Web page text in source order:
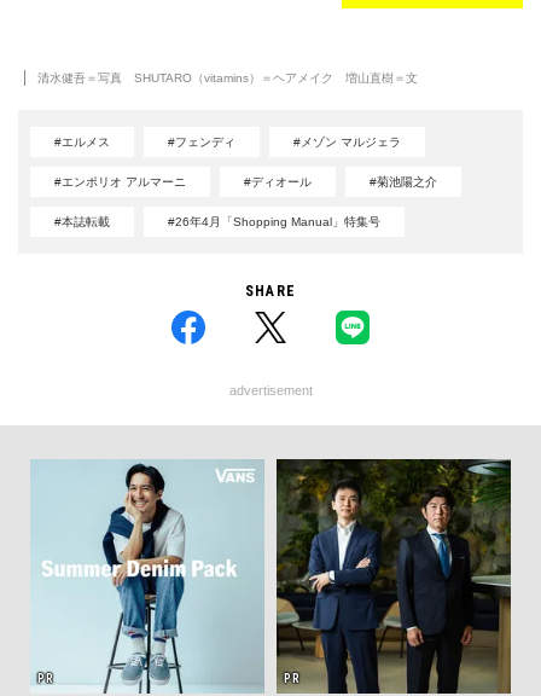
清水健吾＝写真 SHUTARO（vitamins）＝ヘアメイク 増山直樹＝文
#エルメス #フェンディ #メゾン マルジェラ
#エンポリオ アルマーニ #ディオール #菊池陽之介
#本誌転載 #26年4月「Shopping Manual」特集号
SHARE
advertisement